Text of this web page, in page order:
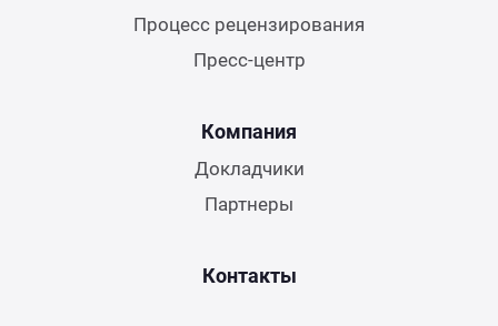
Процесс рецензирования
Пресс-центр
Компания
Докладчики
Партнеры
Контакты